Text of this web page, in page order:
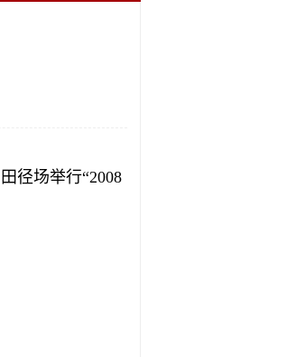
径场举行“2008